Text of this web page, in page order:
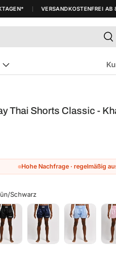
VERSANDKOSTENFREI AB 80 €
Thai Shorts Classic -
Hohe Nachfrage · regelmäßig
Schwarz